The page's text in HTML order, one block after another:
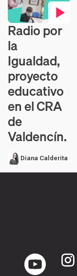
Contenido en vídeo
Radio por
la
Igualdad,
proyecto
educativo
en el CRA
de
Valdencín.
Diana Calderita